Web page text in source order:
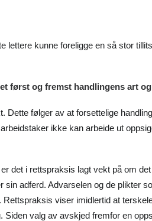
lettere kunne foreligge en så stor
først og fremst handlingens art
Dette følger av at forsettelige
ikke kan arbeide ut
det i rettspraksis lagt vekt på om
adferd. Advarselen og de plikter
viser imidlertid at
valg av avskjed fremfor en